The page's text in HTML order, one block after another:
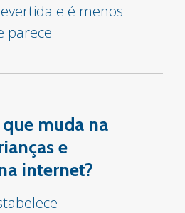
e é menos
parece
muda na
e
internet?